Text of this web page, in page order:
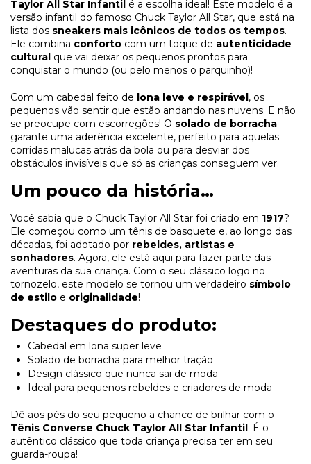
Taylor All Star Infantil é a escolha ideal! Este modelo é a
versão infantil do famoso Chuck Taylor All Star, que está na
lista dos sneakers mais icônicos de todos os tempos.
Ele combina conforto com um toque de autenticidade
cultural que vai deixar os pequenos prontos para
conquistar o mundo (ou pelo menos o parquinho)!
Com um cabedal feito de lona leve e respirável, os
pequenos vão sentir que estão andando nas nuvens. E não
se preocupe com escorregões! O solado de borracha
garante uma aderência excelente, perfeito para aquelas
corridas malucas atrás da bola ou para desviar dos
obstáculos invisíveis que só as crianças conseguem ver.
Um pouco da história…
Você sabia que o Chuck Taylor All Star foi criado em 1917?
Ele começou como um tênis de basquete e, ao longo das
décadas, foi adotado por rebeldes, artistas e
sonhadores. Agora, ele está aqui para fazer parte das
aventuras da sua criança. Com o seu clássico logo no
tornozelo, este modelo se tornou um verdadeiro símbolo
de estilo e originalidade!
Destaques do produto:
Cabedal em lona super leve
Solado de borracha para melhor tração
Design clássico que nunca sai de moda
Ideal para pequenos rebeldes e criadores de moda
Dê aos pés do seu pequeno a chance de brilhar com o
Tênis Converse Chuck Taylor All Star Infantil. É o
autêntico clássico que toda criança precisa ter em seu
guarda-roupa!